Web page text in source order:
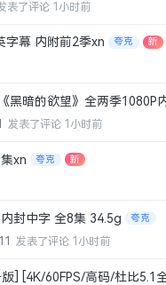
表了评论 1小时前
字幕 内附前2季xn 夸克 新
黑暗的欲望》全两季1080P
发表了评论 1小时前
xn 夸克 新
封中字 全8集 34.5g 夸克
发表了评论 1小时前
] [4K/60FPS/高码/杜比5.1